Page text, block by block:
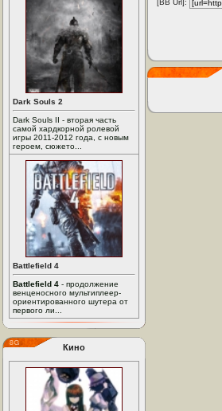
Dark Souls 2
Dark Souls II - вторая часть
самой хардкорной ролевой
игры 2011-2012 года, с новым
героем, сюжето...
Battlefield 4
Battlefield 4 - продолжение
венценосного мультиплеер-
ориентированного шутера от
первого ли...
Кино
[BB Url]: